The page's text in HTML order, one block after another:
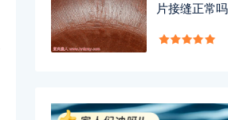
片接缝正常吗